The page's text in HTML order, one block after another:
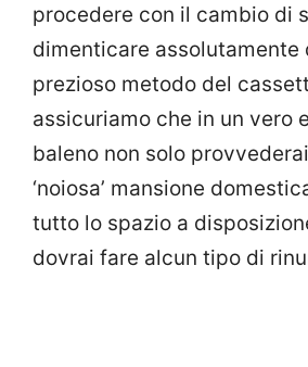
procedere con il cambio di
dimenticare assolutamente
prezioso metodo del
assicuriamo che in un vero
baleno non solo
‘noiosa’ mansione
tutto lo spazio a
dovrai fare alcun tipo di